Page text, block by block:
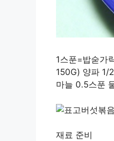
1스푼=밥숟가
150G) 양파 1/
마늘 0.5스푼
재료 준비